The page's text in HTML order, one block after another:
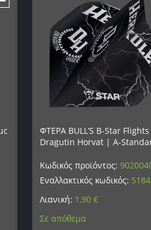
ΦΤΕΡΑ BULL’S B-Star
Dragutin Horvat | A-
Κωδικός προϊόντος:
Εναλλακτικός κωδικός:
Λιανική: 1,90 €
Σε απόθεμα